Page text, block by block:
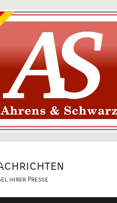
ihrer Presse